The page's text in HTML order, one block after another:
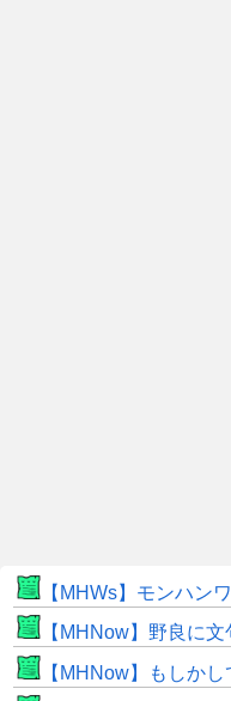
【MHWs】モンハン
【MHNow】野良に文句言ってるやつの
【MHNow】もしかし